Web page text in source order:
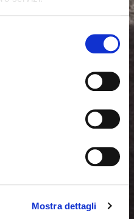
Mostra dettagli
aus einem Schliessen
Staaten